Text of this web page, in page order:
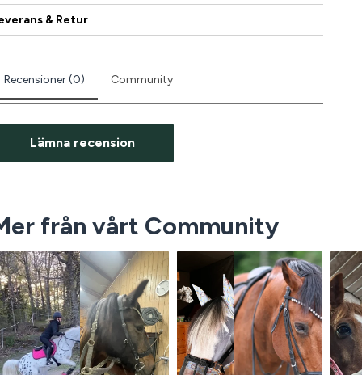
& Retur
Recensioner (0) Community
Lämna recension
från vårt Community